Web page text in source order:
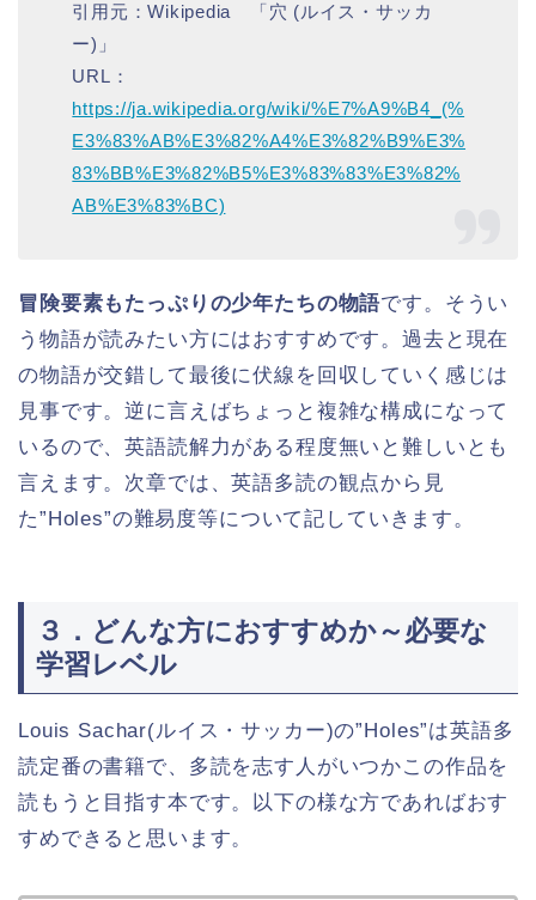
引用元：Wikipedia 「穴 (ルイス・サッカ
ー)」
URL：
https://ja.wikipedia.org/wiki/%E7%A9%B4_(%
E3%83%AB%E3%82%A4%E3%82%B9%E3%
83%BB%E3%82%B5%E3%83%83%E3%82%
AB%E3%83%BC)
冒険要素もたっぷりの少年たちの物語です。そうい
う物語が読みたい方にはおすすめです。過去と現在
の物語が交錯して最後に伏線を回収していく感じは
見事です。逆に言えばちょっと複雑な構成になって
いるので、英語読解力がある程度無いと難しいとも
言えます。次章では、英語多読の観点から見
た”Holes”の難易度等について記していきます。
３．どんな方におすすめか～必要な
学習レベル
Louis Sachar(ルイス・サッカー)の”Holes”は英語多
読定番の書籍で、多読を志す人がいつかこの作品を
読もうと目指す本です。以下の様な方であればおす
すめできると思います。